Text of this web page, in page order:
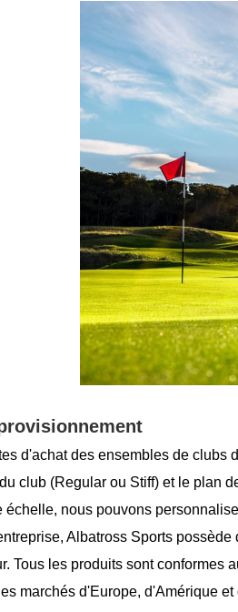
d'achat des ensembles de clubs
club (Regular ou Stiff) et le plan
échelle, nous pouvons
Albatross Sports
Tous les produits sont conformes
marchés d'Europe, d'Amérique